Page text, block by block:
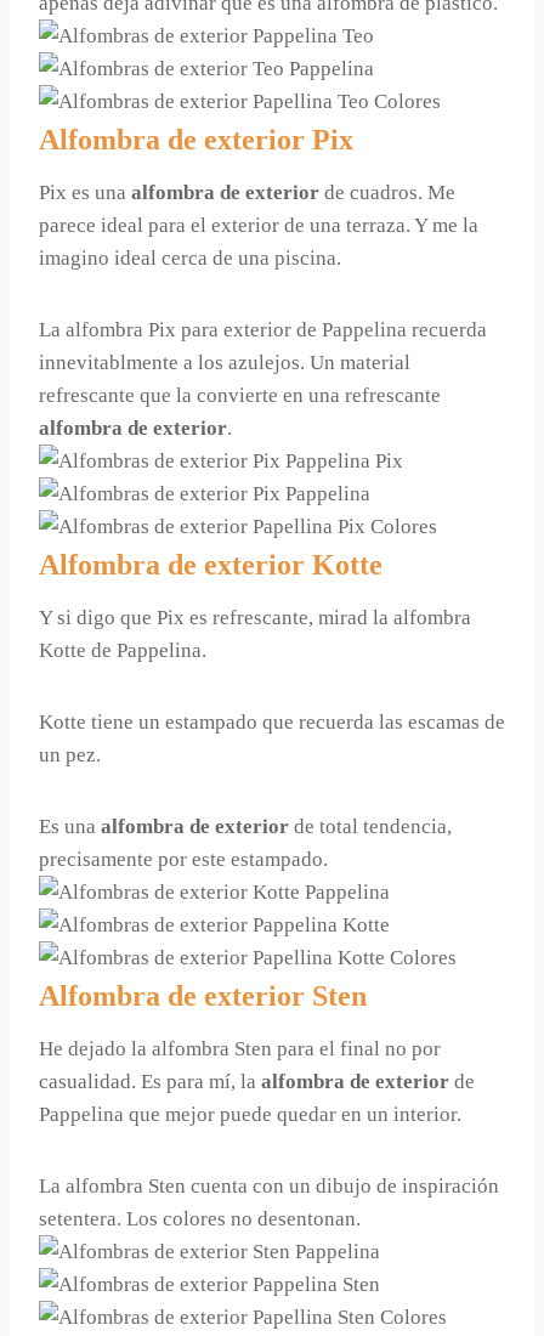
Alfombra de exterior Pix
Pix es una alfombra de exterior de cuadros. Me
parece ideal para el exterior de una terraza. Y me la
imagino ideal cerca de una piscina.
La alfombra Pix para exterior de Pappelina recuerda
innevitablmente a los azulejos. Un material
refrescante que la convierte en una refrescante
alfombra de exterior.
Alfombra de exterior Kotte
Y si digo que Pix es refrescante, mirad la alfombra
Kotte de Pappelina.
Kotte tiene un estampado que recuerda las escamas de
un pez.
Es una alfombra de exterior de total tendencia,
precisamente por este estampado.
Alfombra de exterior Sten
He dejado la alfombra Sten para el final no por
casualidad. Es para mí, la alfombra de exterior de
Pappelina que mejor puede quedar en un interior.
La alfombra Sten cuenta con un dibujo de inspiración
setentera. Los colores no desentonan.